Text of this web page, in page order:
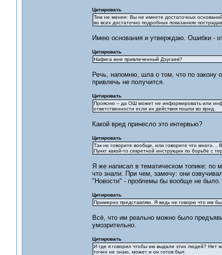
Цитировать
Тем не менее: Вы не имеете достаточных
во всех достаточно подробных показаниях
Имею основания и утверждаю. Ошибки -
Цитировать
Нафига мне привлеченный Дзугаев?
Речь, напомню, шла о том, что по закону
привлечь не получится.
Цитировать
Проясню – да ОШ может не информировать или
ответственности если их действия пошли во вред.
Какой вред принесло это интервью?
Цитировать
Так не говорите вообще, или говорите что много…
Пункт какой-то секретной инструкции по борьбе с
Я же написал в тематическом топике:
что знали. При чем, замечу: они
"Новости" - проблемы бы вообще не было.
Цитировать
Примерно представляю. Я ведь не говорю что им
Всё, что им реально можно было
умозрительно.
Цитировать
И где я говорил чтобы им выдали этих людей? Нет
точно не знаю, может и он готов был.